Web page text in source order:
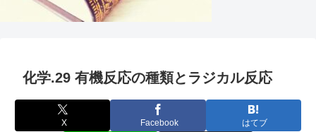
化学.29 有機反応の種類とラジカル反応
X Facebook はてブ